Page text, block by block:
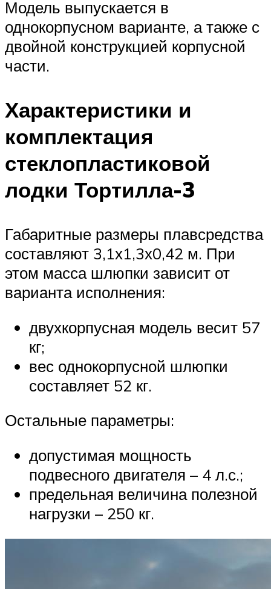
Модель выпускается в
однокорпусном варианте, а также с
двойной конструкцией корпусной
части.
Характеристики и
комплектация
стеклопластиковой
лодки Тортилла-3
Габаритные размеры плавсредства
составляют 3,1х1,3х0,42 м. При
этом масса шлюпки зависит от
варианта исполнения:
двухкорпусная модель весит 57
кг;
вес однокорпусной шлюпки
составляет 52 кг.
Остальные параметры:
допустимая мощность
подвесного двигателя – 4 л.с.;
предельная величина полезной
нагрузки – 250 кг.